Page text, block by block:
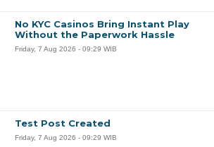
No KYC Casinos Bring Instant Play
Without the Paperwork Hassle
Friday, 7 Aug 2026 - 09:29 WIB
Test Post Created
Friday, 7 Aug 2026 - 09:29 WIB